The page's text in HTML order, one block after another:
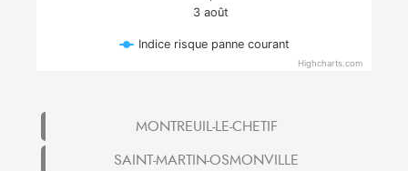
3 août
Indice risque panne courant
Highcharts.com
MONTREUIL-LE-CHETIF
SAINT-MARTIN-OSMONVILLE